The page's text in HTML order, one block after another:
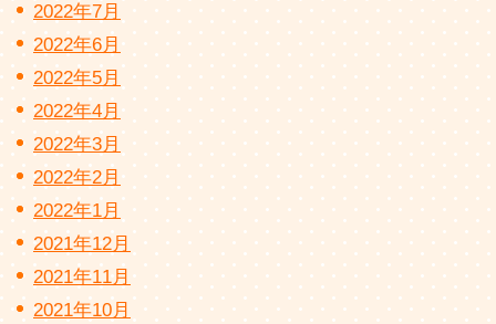
2022年7月
2022年6月
2022年5月
2022年4月
2022年3月
2022年2月
2022年1月
2021年12月
2021年11月
2021年10月